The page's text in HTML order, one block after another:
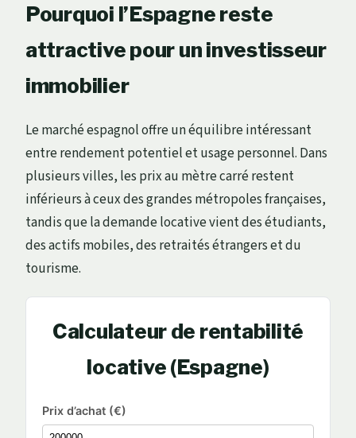
Pourquoi l’Espagne reste
attractive pour un investisseur
immobilier
Le marché espagnol offre un équilibre intéressant
entre rendement potentiel et usage personnel. Dans
plusieurs villes, les prix au mètre carré restent
inférieurs à ceux des grandes métropoles françaises,
tandis que la demande locative vient des étudiants,
des actifs mobiles, des retraités étrangers et du
tourisme.
Calculateur de rentabilité
locative (Espagne)
Prix d’achat (€)